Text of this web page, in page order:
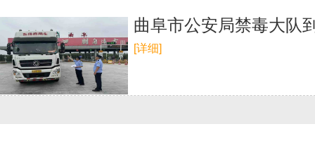
曲阜市公安局禁毒大队
[详细]